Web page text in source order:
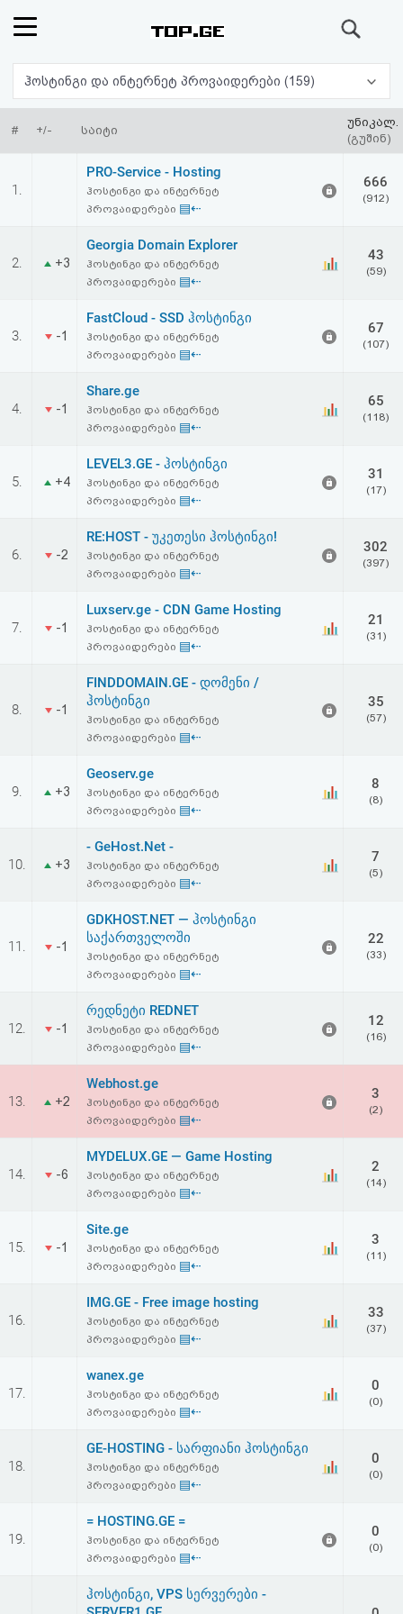
რეიტინგი
(მთავარი)
ფოსტა
ავტორიზაცია
რეგისტრაცია
პაროლის
აღდგენა
სალიცენზიო
შეთანხმება
პასუხისმგებლობის
უარყოფა
ჰოსტინგი და ინტერნეტ პროვაიდერები (159)
# +/- საიტი
უნიკალ.
(გუშინ)
1.
PRO-Service - Hosting
ჰოსტინგი და ინტერნეტ
პროვაიდერები ▤⇠
666
(912)
2. +3
Georgia Domain Explorer
ჰოსტინგი და ინტერნეტ
პროვაიდერები ▤⇠
43
(59)
3. -1
FastCloud - SSD ჰოსტინგი
ჰოსტინგი და ინტერნეტ
პროვაიდერები ▤⇠
67
(107)
4. -1
Share.ge
ჰოსტინგი და ინტერნეტ
პროვაიდერები ▤⇠
65
(118)
5. +4
LEVEL3.GE - ჰოსტინგი
ჰოსტინგი და ინტერნეტ
პროვაიდერები ▤⇠
31
(17)
6. -2
RE:HOST - უკეთესი ჰოსტინგი!
ჰოსტინგი და ინტერნეტ
პროვაიდერები ▤⇠
302
(397)
7. -1
Luxserv.ge - CDN Game Hosting
ჰოსტინგი და ინტერნეტ
პროვაიდერები ▤⇠
21
(31)
8. -1
FINDDOMAIN.GE - დომენი /
ჰოსტინგი
ჰოსტინგი და ინტერნეტ
პროვაიდერები ▤⇠
35
(57)
9. +3
Geoserv.ge
ჰოსტინგი და ინტერნეტ
პროვაიდერები ▤⇠
8
(8)
10. +3
- GeHost.Net -
ჰოსტინგი და ინტერნეტ
პროვაიდერები ▤⇠
7
(5)
11. -1
GDKHOST.NET — ჰოსტინგი
საქართველოში
ჰოსტინგი და ინტერნეტ
პროვაიდერები ▤⇠
22
(33)
12. -1
რედნეტი REDNET
ჰოსტინგი და ინტერნეტ
პროვაიდერები ▤⇠
12
(16)
13. +2
Webhost.ge
ჰოსტინგი და ინტერნეტ
პროვაიდერები ▤⇠
3
(2)
14. -6
MYDELUX.GE — Game Hosting
ჰოსტინგი და ინტერნეტ
პროვაიდერები ▤⇠
2
(14)
15. -1
Site.ge
ჰოსტინგი და ინტერნეტ
პროვაიდერები ▤⇠
3
(11)
16.
IMG.GE - Free image hosting
ჰოსტინგი და ინტერნეტ
პროვაიდერები ▤⇠
33
(37)
17.
wanex.ge
ჰოსტინგი და ინტერნეტ
პროვაიდერები ▤⇠
0
(0)
18.
GE-HOSTING - სარფიანი ჰოსტინგი
ჰოსტინგი და ინტერნეტ
პროვაიდერები ▤⇠
0
(0)
19.
= HOSTING.GE =
ჰოსტინგი და ინტერნეტ
პროვაიდერები ▤⇠
0
(0)
ჰოსტინგი, VPS სერვერები -